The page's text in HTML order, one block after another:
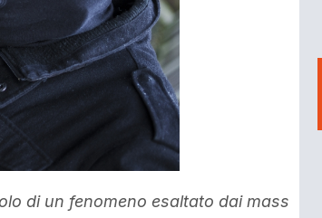
di un fenomeno esaltato dai mass